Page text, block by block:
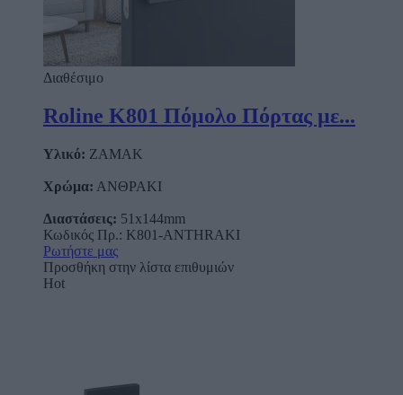
Διαθέσιμο
Roline Κ801 Πόμολο Πόρτας με...
Υλικό: ΖΑΜΑΚ
Χρώμα: ΑΝΘΡΑΚΙ
Διαστάσεις: 51x144mm
Κωδικός Πρ.: Κ801-ANTHRAKI
Ρωτήστε μας
Προσθήκη στην λίστα επιθυμιών
Hot